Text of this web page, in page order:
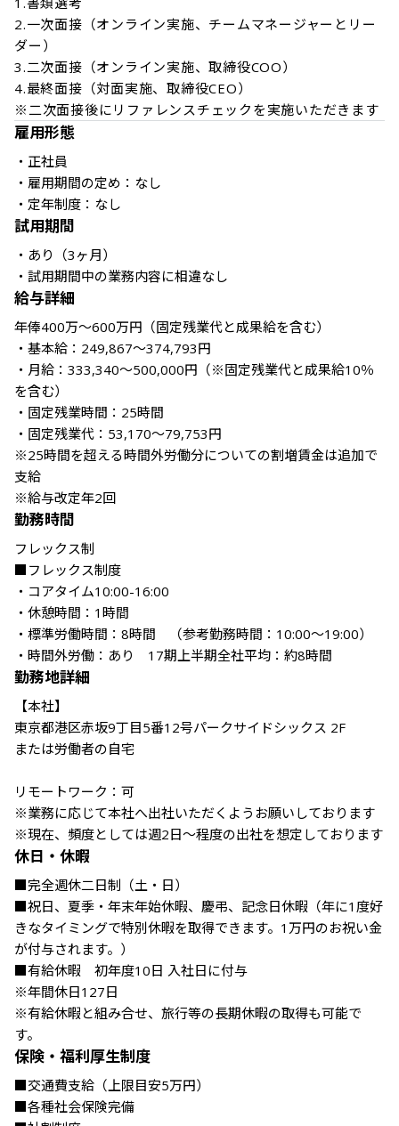
2.一次面接（オンライン実施、チームマネージャーとリー
ダー）
3.二次面接（オンライン実施、取締役COO）
4.最終面接（対面実施、取締役CEO）
※二次面接後にリファレンスチェックを実施いただきます
雇用形態
・正社員
・雇用期間の定め：なし
・定年制度：なし
試用期間
・あり（3ヶ月）
・試用期間中の業務内容に相違なし
給与詳細
年俸400万〜600万円（固定残業代と成果給を含む）
・基本給：249,867〜374,793円
・月給：333,340〜500,000円（※固定残業代と成果給10％
を含む）
・固定残業時間：25時間
・固定残業代：53,170〜79,753円
※25時間を超える時間外労働分についての割増賃金は追加で
支給
※給与改定年2回
勤務時間
フレックス制
■フレックス制度
・コアタイム10:00-16:00
・休憩時間：1時間
・標準労働時間：8時間　（参考勤務時間：10:00～19:00）
・時間外労働：あり　17期上半期全社平均：約8時間
勤務地詳細
【本社】
東京都港区赤坂9丁目5番12号パークサイドシックス 2F
または労働者の自宅
リモートワーク：可
※業務に応じて本社へ出社いただくようお願いしております
※現在、頻度としては週2日〜程度の出社を想定しております
休日・休暇
■完全週休二日制（土・日）
■祝日、夏季・年末年始休暇、慶弔、記念日休暇（年に1度好
きなタイミングで特別休暇を取得できます。1万円のお祝い金
が付与されます。）
■有給休暇　初年度10日 入社日に付与
※年間休日127日
※有給休暇と組み合せ、旅行等の長期休暇の取得も可能で
す。
保険・福利厚生制度
■交通費支給（上限目安5万円）
■各種社会保険完備